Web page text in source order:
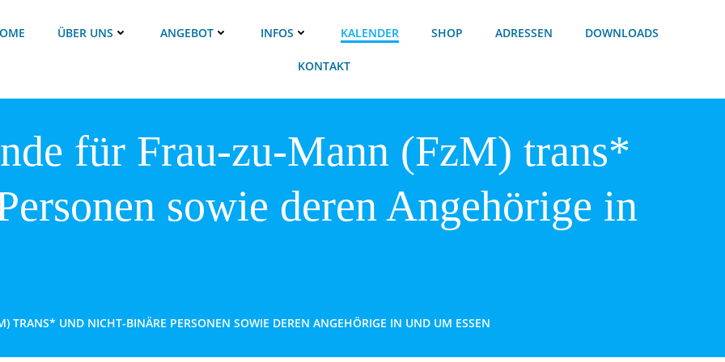
ÜBER UNS ANGEBOT INFOS KALENDER SHOP ADRESSEN DOWNLOADS
KONTAKT
für Frau-zu-Mann (FzM) trans*
sowie deren Angehörige in
TRANS* UND NICHT-BINÄRE PERSONEN SOWIE DEREN ANGEHÖRIGE IN UND UM ESSEN